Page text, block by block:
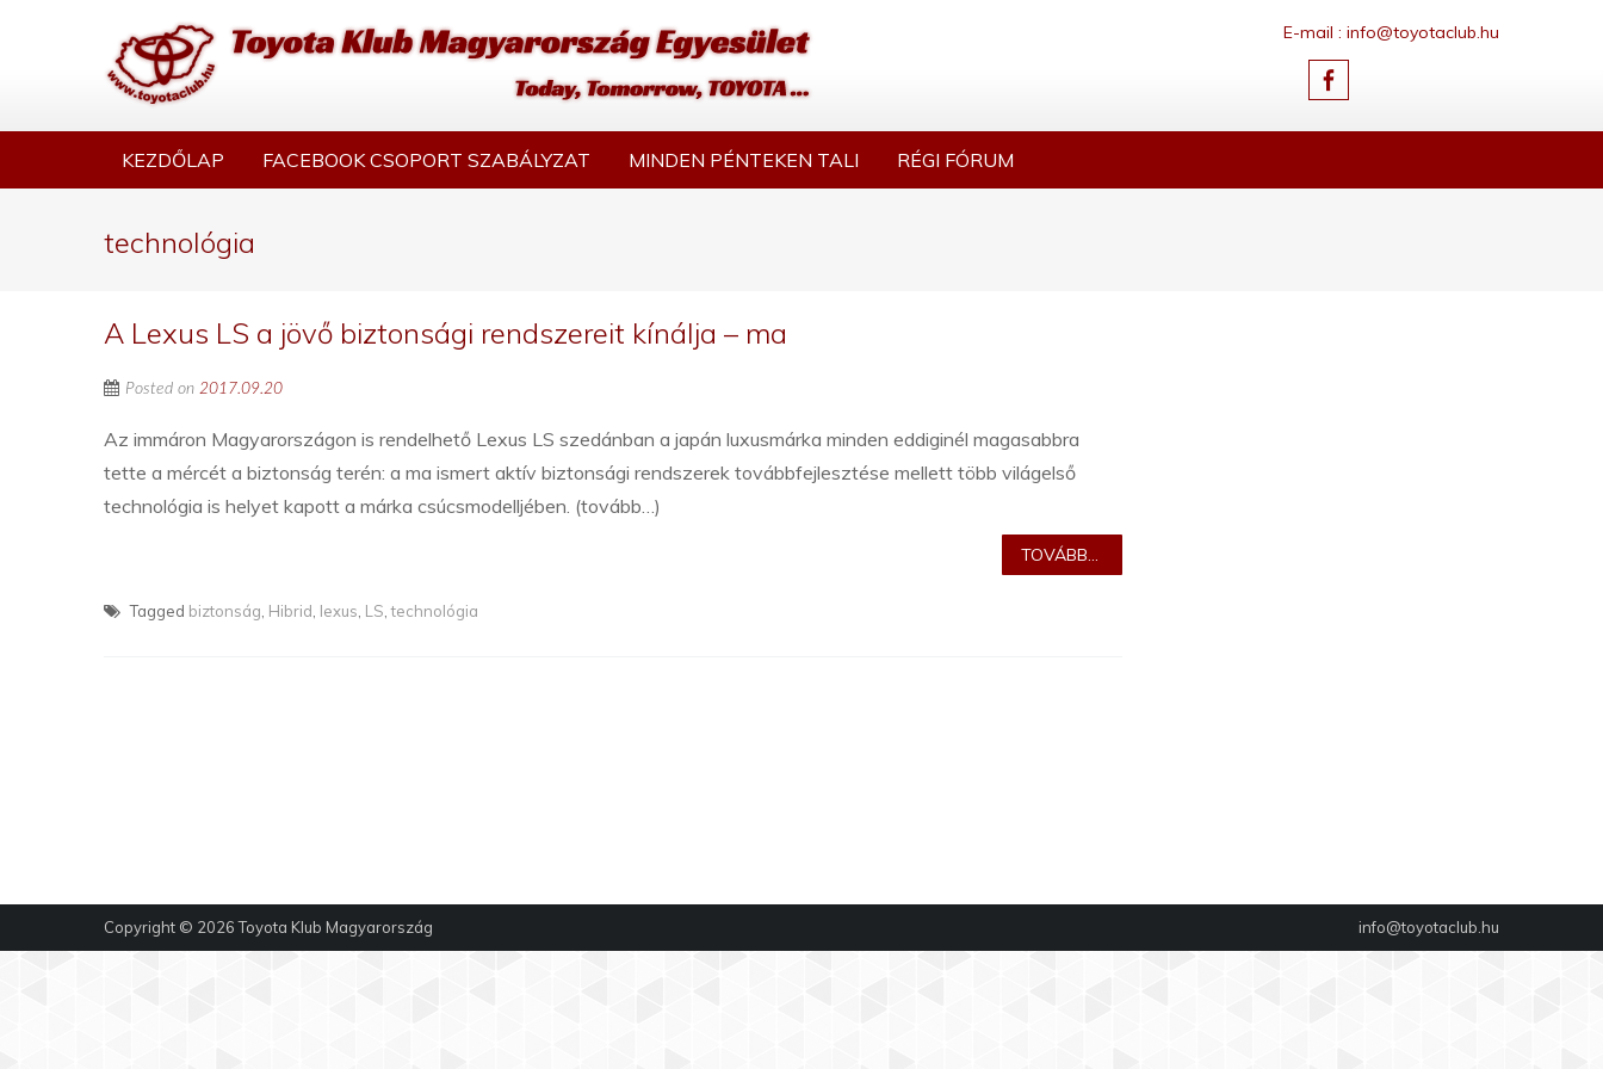
E-mail : info@toyotaclub.hu
KEZDŐLAP FACEBOOK CSOPORT SZABÁLYZAT MINDEN PÉNTEKEN TALI RÉGI FÓRUM
technológia
A Lexus LS a jövő biztonsági rendszereit kínálja – ma
Posted on 2017.09.20
Az immáron Magyarországon is rendelhető Lexus LS szedánban a japán luxusmárka minden eddiginél magasabbra
tette a mércét a biztonság terén: a ma ismert aktív biztonsági rendszerek továbbfejlesztése mellett több világelső
technológia is helyet kapott a márka csúcsmodelljében. (tovább…)
TOVÁBB...
Tagged biztonság Hibrid lexus LS ,technológia
info@toyotaclub.hu
Copyright © 2026Toyota Klub Magyarország